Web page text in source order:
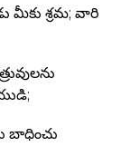
మీకు శ్రమ; వారి
బాధించు